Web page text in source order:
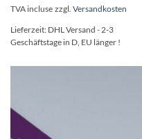
produit
plusieurs
variations.
options
sur
TVA incluse zzgl. Versandkosten
Lieferzeit: DHL Versand - 2-3
Geschäftstage in D, EU länger !